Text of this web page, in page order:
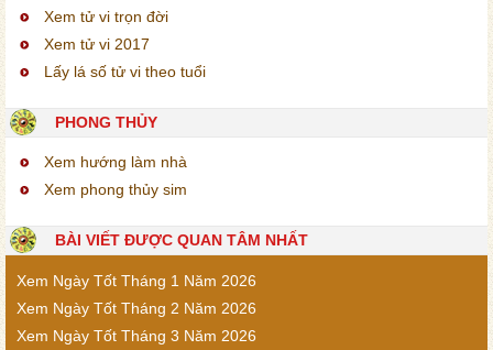
Xem tử vi trọn đời
Xem tử vi 2017
Lấy lá số tử vi theo tuổi
PHONG THỦY
Xem hướng làm nhà
Xem phong thủy sim
BÀI VIẾT ĐƯỢC QUAN TÂM NHẤT
Xem Ngày Tốt Tháng 1 Năm 2026
Xem Ngày Tốt Tháng 2 Năm 2026
Xem Ngày Tốt Tháng 3 Năm 2026